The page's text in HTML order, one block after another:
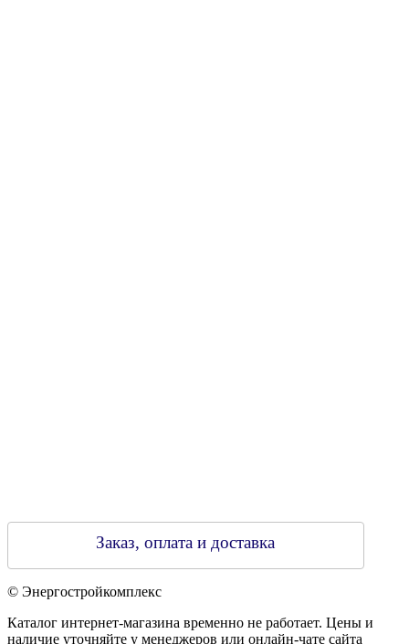
Заказ, оплата и доставка
© Энергостройкомплекс
Каталог интернет-магазина временно не работает. Цены и
наличие уточняйте у менеджеров или онлайн-чате сайта